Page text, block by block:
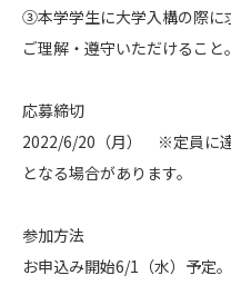
③本学学生に大学入構の際に
ご理解・遵守いただけること。
応募締切
2022/6/20（月） ※定員に
となる場合があります。
参加方法
お申込み開始6/1（水）予定。